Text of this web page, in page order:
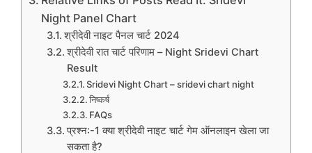
Night Panel Chart
श्रीदेवी नाइट पैनल चार्ट 2024
श्रीदेवी रात चार्ट परिणाम – Night Sridevi Chart
Result
Sridevi Night Chart – sridevi chart night
निष्कर्ष
FAQs
प्रश्न:-1 क्या श्रीदेवी नाइट चार्ट गेम ऑनलाइन खेला जा
सकता है?